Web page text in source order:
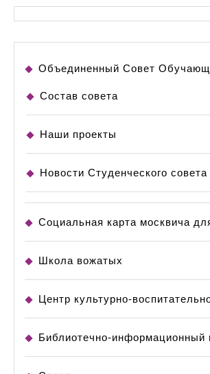
Объединенный Совет
Состав совета
Наши проекты
Новости Студенческого совета
Социальная карта москвича
Школа вожатых
Центр культурно-
Библиотечно-информационный